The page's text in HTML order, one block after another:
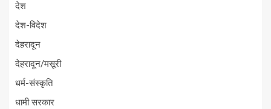
देश
देश-विदेश
देहरादून
देहरादून/मसूरी
धर्म-संस्कृति
धामी सरकार